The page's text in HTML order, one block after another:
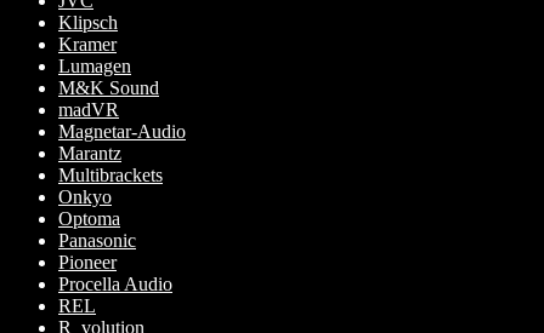
Klipsch
Kramer
Lumagen
M&K Sound
madVR
Magnetar-Audio
Marantz
Multibrackets
Onkyo
Optoma
Panasonic
Pioneer
Procella Audio
REL
R_volution